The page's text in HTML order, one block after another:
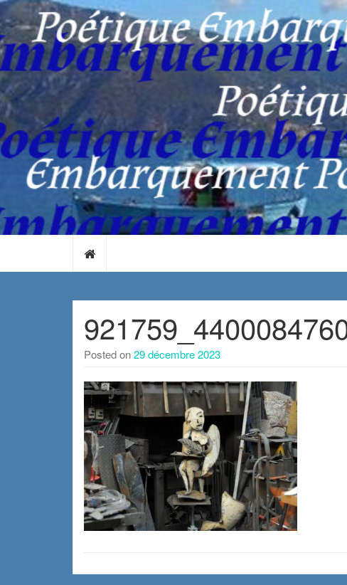
Posted on29 décembre 2023